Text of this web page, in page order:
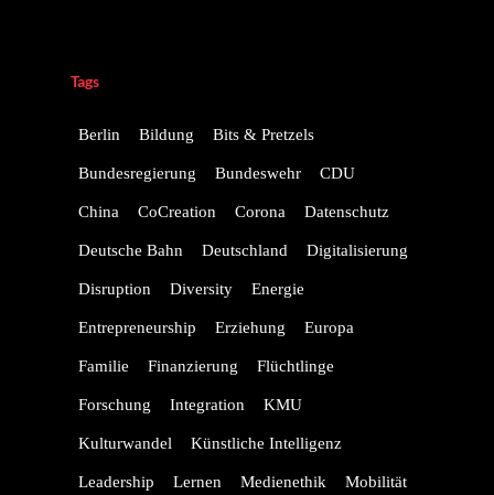
Tags
Berlin Bildung Bits & Pretzels
Bundesregierung Bundeswehr CDU
China CoCreation Corona Datenschutz
Deutsche Bahn Deutschland Digitalisierung
Disruption Diversity Energie
Entrepreneurship Erziehung Europa
Familie Finanzierung Flüchtlinge
Forschung Integration KMU
Kulturwandel Künstliche Intelligenz
Leadership Lernen Medienethik Mobilität